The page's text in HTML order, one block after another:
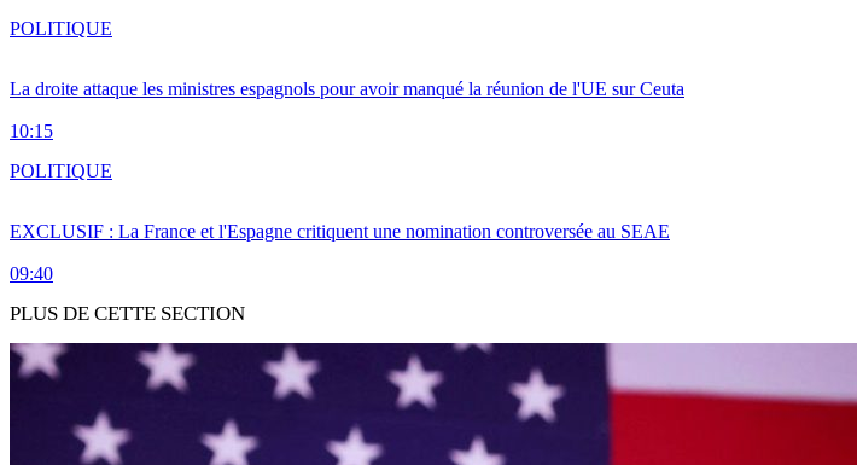
La droite attaque les ministres espagnols pour avoir manqué la réunion de l'UE sur Ceuta
10:15
POLITIQUE
EXCLUSIF : La France et l'Espagne critiquent une nomination controversée au SEAE
09:40
POLITIQUE
PLUS DE CETTE SECTION